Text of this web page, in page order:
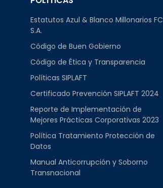
Estatutos Azul & Blanco Millonarios FC
S.A.
Código de Buen Gobierno
Código de Ética y Transparencia
Políticas SIPLAFT
Certificado Prevención SIPLAFT 2024
Reporte de Implementación de
Mejores Prácticas Corporativas 2023
Política Tratamiento Protección de
Datos
Manual Anticorrupción y Soborno
Transnacional